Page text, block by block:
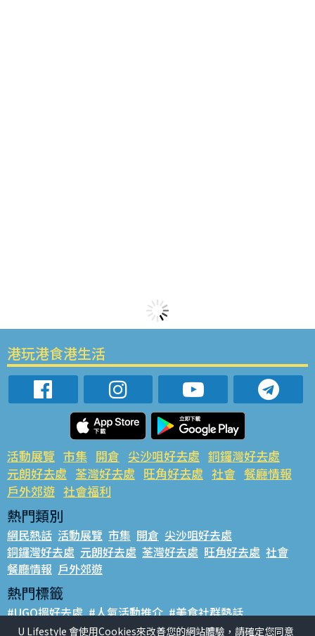
港玩港食港生活
活動展覽 市集 開倉 尖沙咀好去處 銅鑼灣好去處
元朗好去處 荃灣好去處 旺角好去處 社會 餐廳情報
戶外郊遊 社會福利
熱門類別
網民熱話 活動展覽 市集 開倉 尖沙咀好去處
銅鑼灣好去處 元朗好去處 荃灣好去處 旺角好去處 社會
餐廳情報 戶外郊遊
熱門標籤
#UGO搵好去處 #人氣活動推介 #美食社群熱話
#親子玩樂好去處 #ULifestyle應用程式 #限時搶
U Lifestyle 會使用Cookies來改善您的網站體驗，請確定您同意